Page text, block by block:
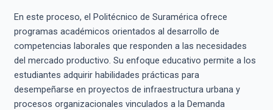
En este proceso, el Politécnico de Suramérica ofrece
programas académicos orientados al desarrollo de
competencias laborales que responden a las necesidades
del mercado productivo. Su enfoque educativo permite a los
estudiantes adquirir habilidades prácticas para
desempeñarse en proyectos de infraestructura urbana y
procesos organizacionales vinculados a la Demanda